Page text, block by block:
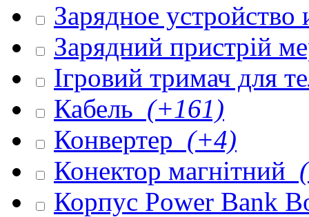
Зарядное
Зарядний пристрій
Ігровий тримач для
Кабель (+161)
Конвертер (+4)
Конектор магнітний
Корпус Power Bank